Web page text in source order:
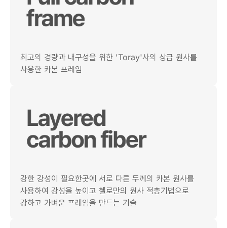
최고의 경량과 내구성을 위한 'Toray'사의 상급 원사를
사용한 카본 프레임
강한 강성이 필요한곳에 서로 다른 두께의 카본 원사를
사용하여 강성을 높이고 첼로만의 원사 적층기법으로
강하고 가벼운 프레임을 만드는 기술